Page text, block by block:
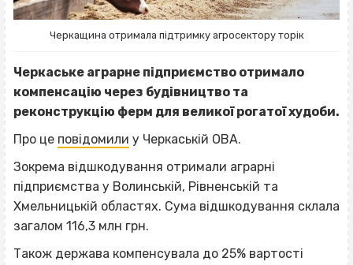
Черкащина отримала підтримку агросектору торік
Черкаське аграрне підприємство отримало
компенсацію через будівництво та
реконструкцію ферм для великої рогатої худоби.
Про це повідомили у Черкаській ОВА.
Зокрема відшкодування отримали аграрні
підприємства у Волинській, Рівненській та
Хмельницькій областях. Сума відшкодування склала
загалом 116,3 млн грн.
Також держава компенсувала до 25% вартості